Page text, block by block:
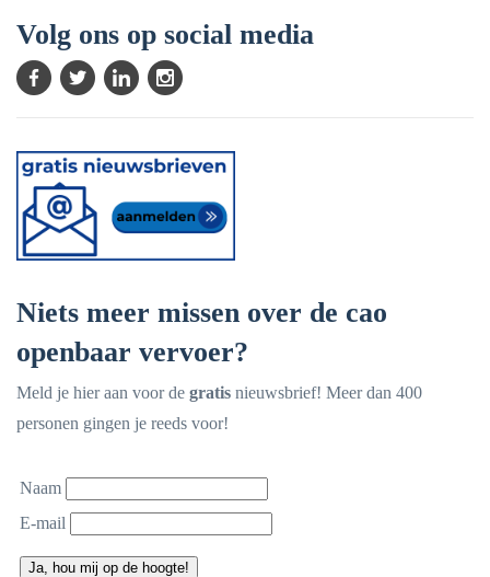
Volg ons op social media
Niets meer missen over de cao
openbaar vervoer?
Meld je hier aan voor de gratis nieuwsbrief! Meer dan 400
personen gingen je reeds voor!
Naam
E-mail
Ja, hou mij op de hoogte!